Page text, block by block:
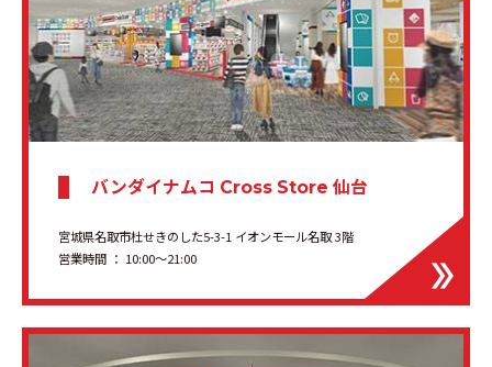
バンダイナムコ Cross Store 仙台
宮城県名取市杜せきのした5-3-1 イオンモール名取 3階
営業時間 ： 10:00〜21:00